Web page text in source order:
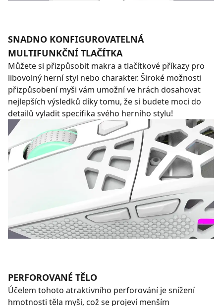
SNADNO KONFIGUROVATELNÁ
MULTIFUNKČNÍ TLAČÍTKA
Můžete si přizpůsobit makra a tlačítkové příkazy pro
libovolný herní styl nebo charakter. Široké možnosti
přizpůsobení myši vám umožní ve hrách dosahovat
nejlepších výsledků díky tomu, že si budete moci do
detailů vyladit specifika svého herního stylu!
PERFOROVANÉ TĚLO
Účelem tohoto atraktivního perforování je snížení
hmotnosti těla myši, což se projeví menším